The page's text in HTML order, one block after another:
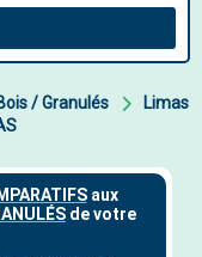
/ Granulés
Limas